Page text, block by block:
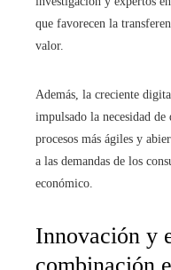
que favorecen la
valor.
Además, la creciente
impulsado la necesidad de
procesos más ágiles y
a las demandas de los
económico.
Innovación y